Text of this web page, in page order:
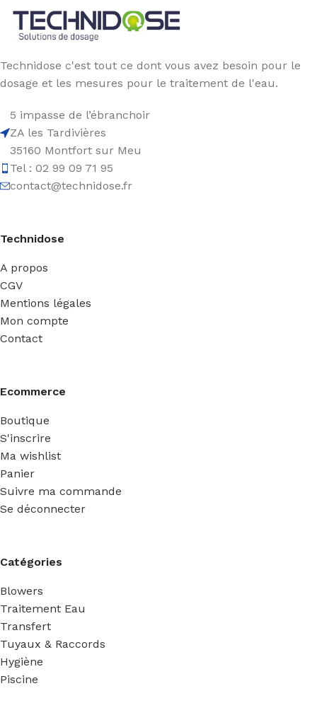
Technidose c'est tout ce dont vous avez besoin pour le
dosage et les mesures pour le traitement de l'eau.
5 impasse de l’ébranchoir
ZA les Tardivières
35160 Montfort sur Meu
Tel : 02 99 09 71 95
contact@technidose.fr
Technidose
A propos
CGV
Mentions légales
Mon compte
Contact
Ecommerce
Boutique
S'inscrire
Ma wishlist
Panier
Suivre ma commande
Se déconnecter
Catégories
Blowers
Traitement Eau
Transfert
Tuyaux & Raccords
Hygiène
Piscine